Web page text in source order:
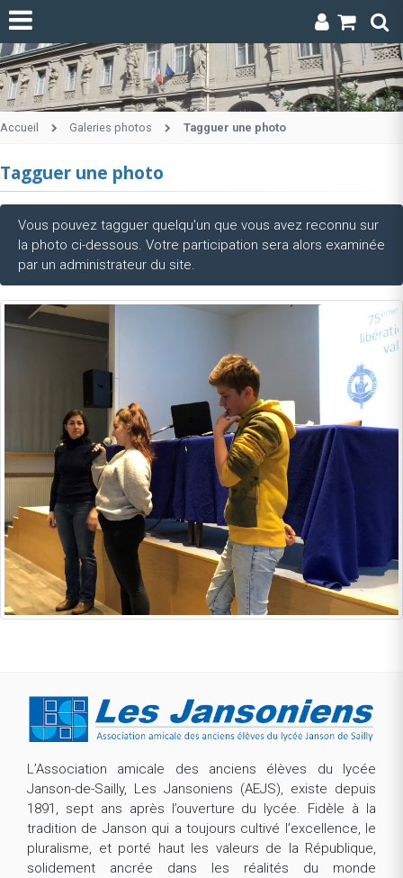
Accueil Galeries photos Tagguer une photo
Tagguer une photo
Vous pouvez tagguer quelqu'un que vous avez reconnu sur
la photo ci-dessous. Votre participation sera alors examinée
par un administrateur du site.
L’Association amicale des anciens élèves du lycée
Janson-de-Sailly, Les Jansoniens (AEJS), existe depuis
1891, sept ans après l’ouverture du lycée. Fidèle à la
tradition de Janson qui a toujours cultivé l’excellence, le
pluralisme, et porté haut les valeurs de la République,
solidement ancrée dans les réalités du monde